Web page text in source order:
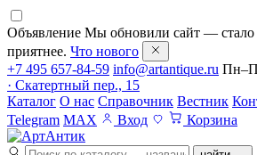
Объявление Мы обновили сайт — стало
приятнее. Что нового
+7 495 657-84-59 info@artantique.ru
· Скатертный пер., 15
Каталог О нас Справочник Вестник
Telegram MAX Вход Корзина